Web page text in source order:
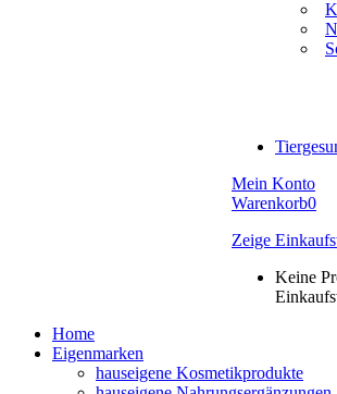
Mein Konto
Warenkorb0
Zeige
Keine
Home
Eigenmarken
hauseigene Kosmetikprodukte